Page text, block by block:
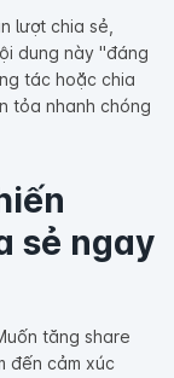
lượt chia sẻ,
dung này "đáng
tác hoặc chia
tỏa nhanh chóng
sẻ ngay
tăng share
đến cảm xúc